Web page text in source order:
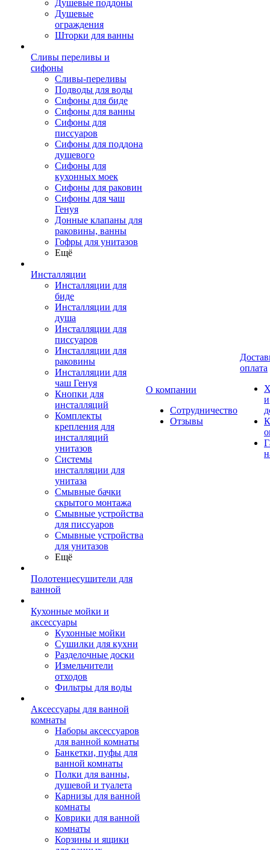
Душевые поддоны
Душевые
ограждения
Шторки для ванны
Сливы переливы и
сифоны
Сливы-переливы
Подводы для воды
Сифоны для биде
Сифоны для ванны
Сифоны для
писсуаров
Сифоны для поддона
душевого
Сифоны для
кухонных моек
Сифоны для раковин
Сифоны для чаш
Генуя
Донные клапаны для
раковины, ванны
Гофры для унитазов
Ещё
Инсталляции
Инсталляции для
биде
Инсталляции для
душа
Инсталляции для
писсуаров
Инсталляции для
раковины
Инсталляции для
чаш Генуя
Кнопки для
инсталляций
Комплекты
крепления для
инсталляций
унитазов
Системы
инсталляции для
унитаза
Смывные бачки
скрытого монтажа
Смывные устройства
для писсуаров
Смывные устройства
для унитазов
Ещё
Полотенцесушители для
ванной
Кухонные мойки и
аксессуары
Кухонные мойки
Сушилки для кухни
Разделочные доски
Измельчители
отходов
Фильтры для воды
Аксессуары для ванной
комнаты
Наборы аксессуаров
для ванной комнаты
Банкетки, пуфы для
ванной комнаты
Полки для ванны,
душевой и туалета
Карнизы для ванной
комнаты
Коврики для ванной
комнаты
Корзины и ящики
О компании
Сотрудничество
Отзывы
оплата
и